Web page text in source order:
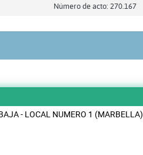
Número de acto: 270.167
- LOCAL NUMERO 1 (MARBELLA)